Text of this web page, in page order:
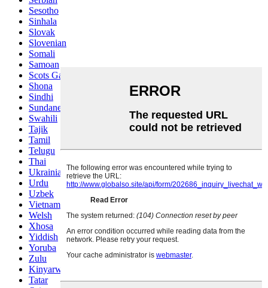
Sesotho
Sinhala
Slovak
Slovenian
Somali
Samoan
Scots Gaelic
Shona
Sindhi
Sundanese
Swahili
Tajik
Tamil
Telugu
Thai
Ukrainian
Urdu
Uzbek
Vietnamese
Welsh
Xhosa
Yiddish
Yoruba
Zulu
Kinyarwanda
Tatar